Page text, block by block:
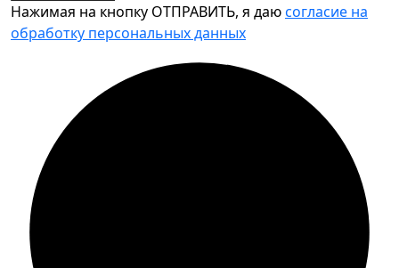
Нажимая на кнопку ОТПРАВИТЬ, я даюсогласие на
обработку персональных данных